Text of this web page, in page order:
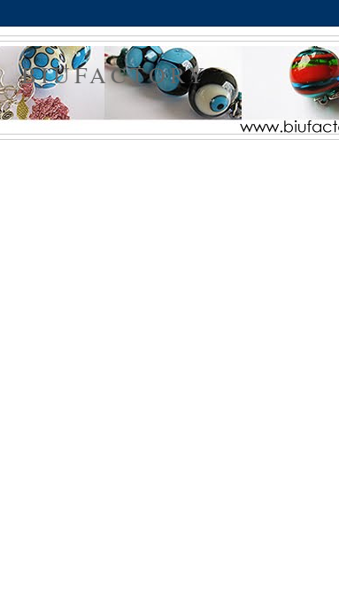
BIUFACTORY